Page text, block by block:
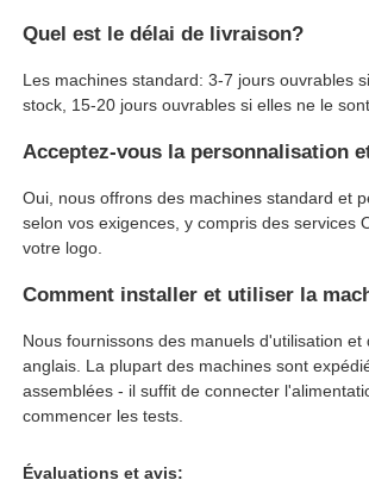
Quel est le délai de livraison?
Les machines standard: 3-7 jours ouvrables
stock, 15-20 jours ouvrables si elles ne le
Acceptez-vous la personnalisation
Oui, nous offrons des machines standard et
selon vos exigences, y compris des services
votre logo.
Comment installer et utiliser la
Nous fournissons des manuels d'utilisation et
anglais. La plupart des machines sont
assemblées - il suffit de connecter
commencer les tests.
Évaluations et avis: